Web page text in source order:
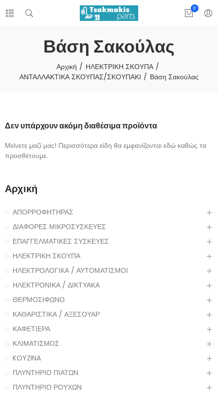
0
Βάση Σακούλας
Αρχική
ΗΛΕΚΤΡΙΚΗ ΣΚΟΥΠΑ
ΑΝΤΑΛΛΑΚΤΙΚΑ ΣΚΟΥΠΑΣ/ΣΚΟΥΠΑΚΙ
Βάση Σακούλας
Δεν υπάρχουν ακόμη διαθέσιμα προϊόντα
Μείνετε μαζί μας! Περισσότερα είδη θα εμφανίζονται εδώ καθώς τα
προσθέτουμε.
Αρχική
ΑΠΟΡΡΟΦΗΤΗΡΑΣ
ΔΙΑΦΟΡΕΣ ΜΙΚΡΟΣΥΣΚΕΥΕΣ
ΕΠΑΓΓΕΛΜΑΤΙΚΕΣ ΣΥΣΚΕΥΕΣ
ΗΛΕΚΤΡΙΚΗ ΣΚΟΥΠΑ
ΗΛΕΚΤΡΟΛΟΓΙΚΑ / ΑΥΤΟΜΑΤΙΣΜΟΙ
ΗΛΕΚΤΡΟΝΙΚΑ / ΔΙΚΤΥΑΚΑ
ΘΕΡΜΟΣΙΦΩΝΟ
ΚΑΘΑΡΙΣΤΙΚΑ / ΑΞΕΣΟΥΑΡ
ΚΑΦΕΤΙΕΡΑ
ΚΛΙΜΑΤΙΣΜΟΣ
KOYZINA
ΠΛΥΝΤΗΡΙΟ ΠΙΑΤΩΝ
ΠΛΥΝΤΗΡΙΟ ΡΟΥΧΩΝ